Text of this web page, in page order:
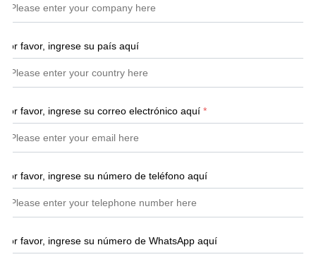
Por favor, ingrese su país aquí
Por favor, ingrese su correo electrónico aquí *
Por favor, ingrese su número de teléfono aquí
Por favor, ingrese su número de WhatsApp aquí